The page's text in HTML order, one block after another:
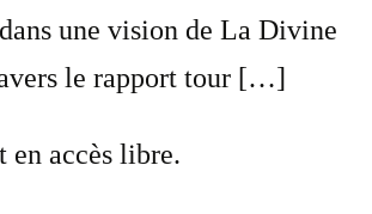
une vision de La Divine
le rapport tour […]
en accès libre.